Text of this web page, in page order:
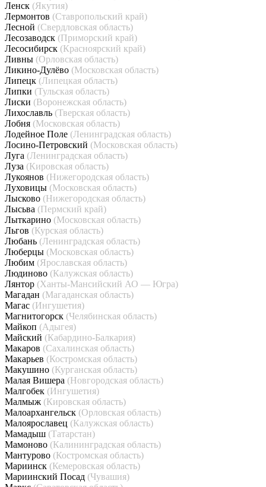
Ленск (Якутия)
Лермонтов (Ставропольский край)
Лесной (Свердловская область)
Лесозаводск (Приморский край)
Лесосибирск (Красноярский край)
Ливны (Орловская область)
Ликино-Дулёво (Московская область)
Липецк (Липецкая область)
Липки (Тульская область)
Лиски (Воронежская область)
Лихославль (Тверская область)
Лобня (Московская область)
Лодейное Поле (Ленинградская область)
Лосино-Петровский (Московская область)
Луга (Ленинградская область)
Луза (Кировская область)
Лукоянов (Нижегородская область)
Луховицы (Московская область)
Лысково (Нижегородская область)
Лысьва (Пермский край)
Лыткарино (Московская область)
Льгов (Курская область)
Любань (Ленинградская область)
Люберцы (Московская область)
Любим (Ярославская область)
Людиново (Калужская область)
Лянтор (Ханты-Мансийский АО — Югра)
Магадан (Магаданская область)
Магас (Ингушетия)
Магнитогорск (Челябинская область)
Майкоп (Адыгея)
Майский (Кабардино-Балкария)
Макаров (Сахалинская область)
Макарьев (Костромская область)
Макушино (Курганская область)
Малая Вишера (Новгородская область)
Малгобек (Ингушетия)
Малмыж (Кировская область)
Малоархангельск (Орловская область)
Малоярославец (Калужская область)
Мамадыш (Татарстан)
Мамоново (Калининградская область)
Мантурово (Костромская область)
Мариинск (Кемеровская область)
Мариинский Посад (Чувашия)